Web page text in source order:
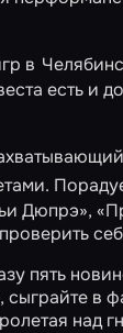
в
есть и
Дюпрэ»,
пять
, сыграйте в
над